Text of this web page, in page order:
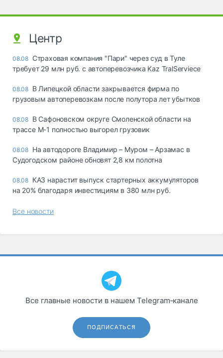
Центр
08.08 Страховая компания "Пари" через суд в Туле
требует 29 млн руб. с автоперевозчика Kaz TralServiece
08.08 В Липецкой области закрывается фирма по
грузовым автоперевозкам после полутора лет убытков
08.08 В Сафоновском округе Смоленской области на
трассе М-1 полностью выгорел грузовик
08.08 На автодороге Владимир – Муром – Арзамас в
Судогодском районе обновят 2,8 км полотна
08.08 КАЗ нарастит выпуск стартерных аккумуляторов
на 20% благодаря инвестициям в 380 млн руб.
Все новости
Все главные новости в нашем Telegram‑канале
ПОДПИСАТЬСЯ